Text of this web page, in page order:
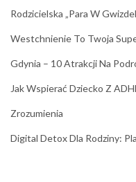
Rodzicielska „para W
Westchnienie To Twoja
Gdynia – 10 Atrakcji Na
Jak Wspierać Dziecko Z
Zrozumienia
Digital Detox Dla Rodziny: